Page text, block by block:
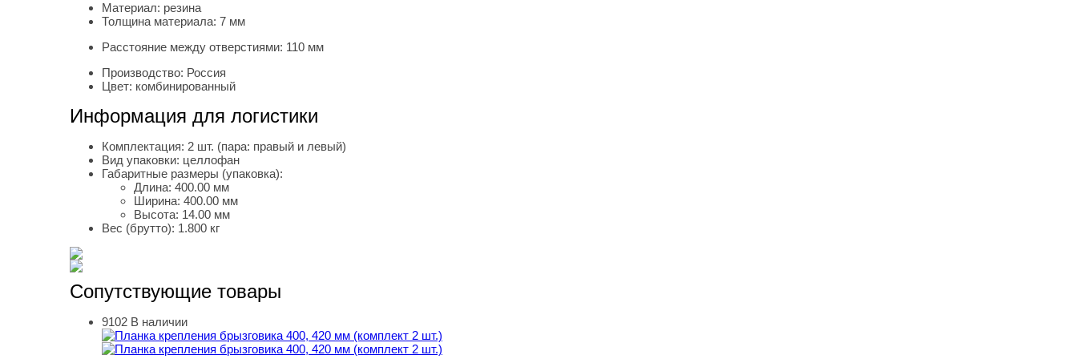
Материал: резина
Толщина материала: 7 мм
Расстояние между отверстиями: 110 мм
Производство: Россия
Цвет: комбинированный
Информация для логистики
Комплектация: 2 шт. (пара: правый и левый)
Вид упаковки: целлофан
Габаритные размеры (упаковка):
Длина: 400.00 мм
Ширина: 400.00 мм
Высота: 14.00 мм
Вес (брутто): 1.800 кг
Сопутствующие товары
Планка крепления брызговика 400, 420 мм (комплект 2 шт.)
9102 В наличии